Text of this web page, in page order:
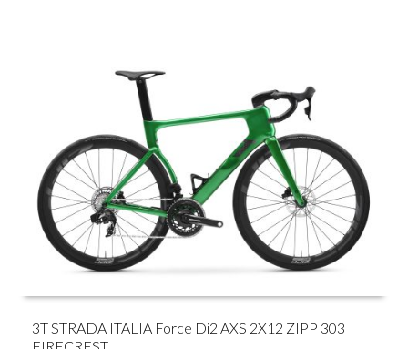
3T STRADA ITALIA Force Di2 AXS 2X12 ZIPP 303